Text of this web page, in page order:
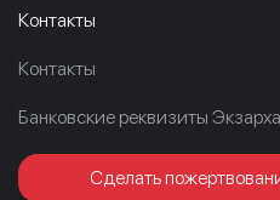
Контакты
Контакты
Банковские реквизиты
Сделать